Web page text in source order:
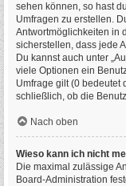
sehen können, so hast
Umfragen zu erstellen.
Antwortmöglichkeiten in
sicherstellen, dass jede
Du kannst auch unter
viele Optionen ein
Umfrage gilt (0 bedeutet
schließlich, ob die
Nach oben
Wieso kann ich nicht
Die maximal zulässige
Board-Administration